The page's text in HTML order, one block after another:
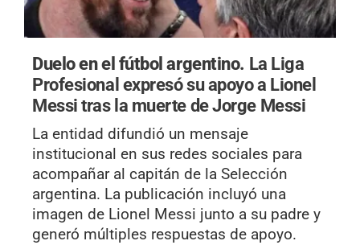
Duelo en el fútbol argentino. La Liga
Profesional expresó su apoyo a Lionel
Messi tras la muerte de Jorge Messi
La entidad difundió un mensaje
institucional en sus redes sociales para
acompañar al capitán de la Selección
argentina. La publicación incluyó una
imagen de Lionel Messi junto a su padre y
generó múltiples respuestas de apoyo.